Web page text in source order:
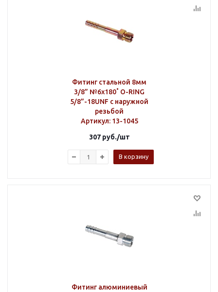
Фитинг стальной 8мм
3/8” №6х180˚ O-RING
5/8”-18UNF с наружной
резьбой
Артикул: 13-1045
307руб./шт
В корзину
Фитинг алюминиевый